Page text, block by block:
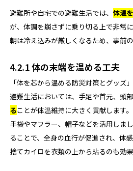
避難所や自宅での避難生活では、 体温
が、体調を崩さずに乗り切る上で非常
朝は冷え込みが厳しくなるため、事前
4.2.1 体の末端を温める工夫
「体を芯から温める防災対策とグッズ
避難生活においては、手足や首元、頭
ることが体温維持に大きく貢献します
手袋やマフラー、帽子などを活用しま
ることで、全身の血行が促進され、体
捨てカイロを衣類の上から貼るのも効果